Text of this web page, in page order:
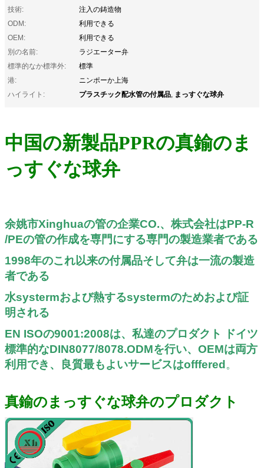
技術:
注入の鋳造物
ODM:
利用できる
OEM:
利用できる
別の名前:
ラジエーター弁
標準的なか標準外:
標準
港:
ニンポーか上海
ハイライト:
プラスチック配水管の付属品, まっすぐな球弁
中国の新製品PPRの真鍮のま
っすぐな球弁
余姚市Xinghuaの管の企業CO.、株式会社はPP-R
/PEの管の作成を専門にする専門の製造業者である
1998年のこれ以来の付属品そして弁は一流の製造
者である
水systermおよび熱するsystermのためおよび証
明される
EN ISOの9001:2008は、私達のプロダクト ドイツ
標準的なDIN8077/8078.ODMを行い、OEMは両方
利用でき、良質最もよいサービスはofffered 。
真鍮のまっすぐな球弁のプロダクト